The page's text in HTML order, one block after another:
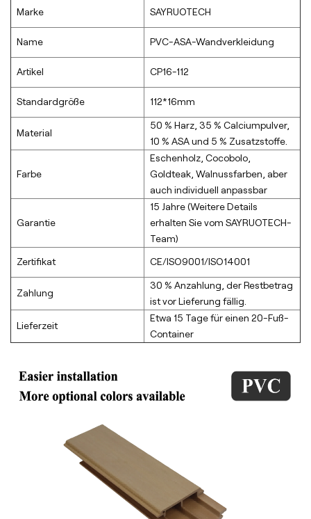
Marke SAYRUOTECH
Name PVC-ASA-Wandverkleidung
Artikel CP16-112
Standardgröße 112*16mm
Material
50 % Harz, 35 % Calciumpulver,
10 % ASA und 5 % Zusatzstoffe.
Farbe
Eschenholz, Cocobolo,
Goldteak, Walnussfarben, aber
auch individuell anpassbar
Garantie
15 Jahre (Weitere Details
erhalten Sie vom SAYRUOTECH-
Team)
Zertifikat CE/ISO9001/ISO14001
Zahlung
30 % Anzahlung, der Restbetrag
ist vor Lieferung fällig.
Lieferzeit
Etwa 15 Tage für einen 20-Fuß-
Container